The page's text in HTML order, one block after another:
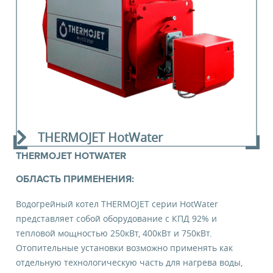
THERMOJET HotWater
THERMOJET HOTWATER
ОБЛАСТЬ ПРИМЕНЕНИЯ:
Водогрейный котел THERMOJET серии HotWater
представляет собой оборудование с КПД 92% и
тепловой мощностью 250кВт, 400кВт и 750кВт.
Отопительные установки возможно применять как
отдельную технологическую часть для нагрева воды,
Я даю свое
на получение
информационных материалов
ЗАКАЗАТЬ ОБОРУДОВАНИЕ